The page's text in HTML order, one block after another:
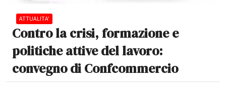
ATTUALITA'
Contro la crisi, formazione e
politiche attive del lavoro:
convegno di Confcommercio